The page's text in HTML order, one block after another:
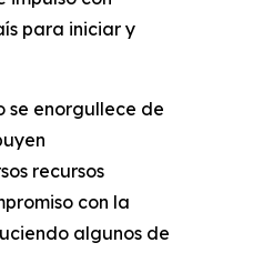
para iniciar y
se enorgullece de
recursos
con la
algunos de